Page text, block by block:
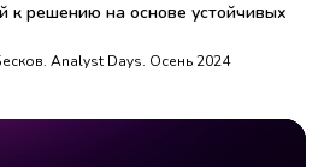
к решению на основе устойчивых
Analyst Days. Осень 2024